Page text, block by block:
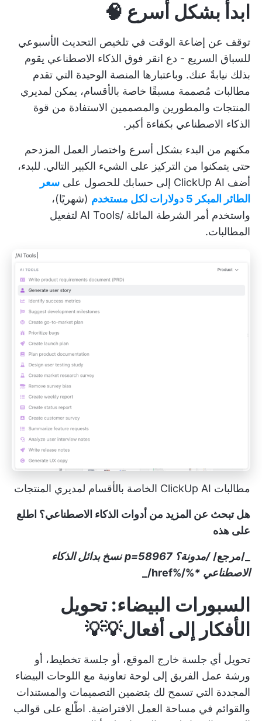
ابدأ بشكل أسرع 🧠
توقف عن إضاعة الوقت في تلخيص التحديث الأسبوعي
للسباق السريع - دع انقر فوق الذكاء الاصطناعي يقوم
بذلك نيابةً عنك. وباعتبارها المنصة الوحيدة التي تقدم
مطالبات مُصممة مسبقًا خاصة بالأقسام، يمكن لمديري
المنتجات والمطورين والمصممين الاستفادة من قوة
الذكاء الاصطناعي بكفاءة أكبر.
مكنهم من البدء بشكل أسرع واختصار العمل المزدحم
حتى يتمكنوا من التركيز على الشيء الكبير التالي. للبدء،
أضف ClickUp AI إلى حسابك للحصول على
سعر
الطائر المبكر 5 دولارات لكل مستخدم
(شهريًا)،
واستخدم أمر الشرطة المائلة /AI Tools لتفعيل
المطالبات.
مطالبات ClickUp AI الخاصة بالأقسام لمديري المنتجات
هل تبحث عن المزيد من أدوات الذكاء الاصطناعي؟ اطلع
على هذه
_/مرجع/ /مدونة؟ p=58967
نسخ بدائل الذكاء
الاصطناعي *
%/%href/_
السبورات البيضاء: تحويل
الأفكار إلى أفعال💡💡
تحويل أي جلسة خارج الموقع، أو جلسة تخطيط، أو
ورشة عمل الفريق إلى لوحة تعاونية مع اللوحات البيضاء
المجددة التي تسمح لك بتضمين التصميمات والمستندات
والقوائم في مساحة العمل الافتراضية. اطّلع على قوالب